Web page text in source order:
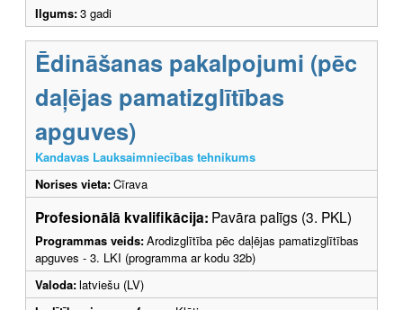
Ilgums:3 gadi
Ēdināšanas pakalpojumi (pēc
daļējas pamatizglītības
apguves)
Kandavas Lauksaimniecības tehnikums
Norises vieta:Cīrava
Profesionālā kvalifikācija: Pavāra palīgs (3. PKL)
Programmas veids:Arodizglītība pēc daļējas pamatizglītības
apguves - 3. LKI (programma ar kodu 32b)
Valoda:latviešu (LV)